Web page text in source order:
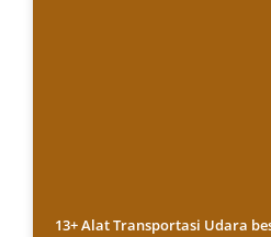
13+ Alat Transportasi Udara